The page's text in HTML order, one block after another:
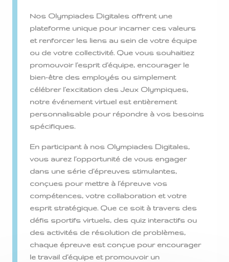
Nos Olympiades Digitales offrent une
plateforme unique pour incarner ces valeurs
et renforcer les liens au sein de votre équipe
ou de votre collectivité. Que vous souhaitiez
promouvoir l’esprit d’équipe, encourager le
bien-être des employés ou simplement
célébrer l’excitation des Jeux Olympiques,
notre événement virtuel est entièrement
personnalisable pour répondre à vos besoins
spécifiques.
En participant à nos Olympiades Digitales,
vous aurez l’opportunité de vous engager
dans une série d’épreuves stimulantes,
conçues pour mettre à l’épreuve vos
compétences, votre collaboration et votre
esprit stratégique. Que ce soit à travers des
défis sportifs virtuels, des quiz interactifs ou
des activités de résolution de problèmes,
chaque épreuve est conçue pour encourager
le travail d’équipe et promouvoir un